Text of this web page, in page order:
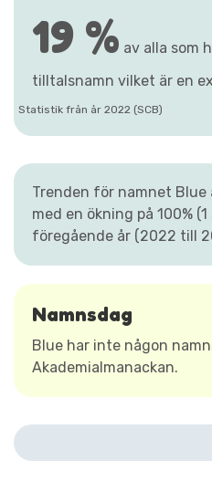
19 % av alla som
tilltalsnamn vilket är en
Statistik från år 2022 (SCB)
Trenden för namnet
med en ökning på 100%
föregående år (2022 till
Namnsdag
Blue har inte någon
Akademialmanackan.